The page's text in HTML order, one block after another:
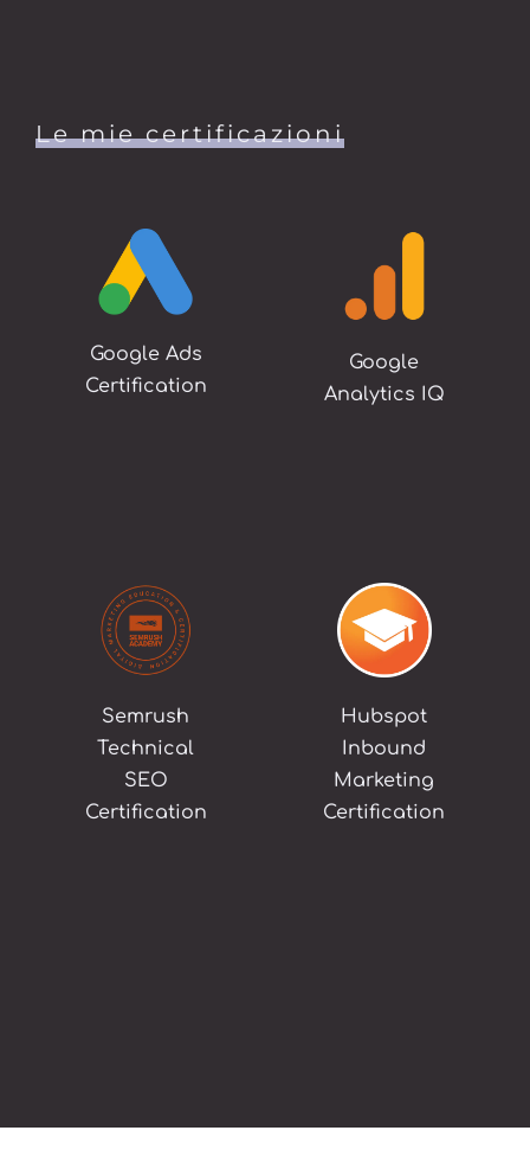
Le mie certificazioni
Google Ads
Certification
Google
Analytics IQ
Semrush
Technical
SEO
Certification
Hubspot
Inbound
Marketing
Certification